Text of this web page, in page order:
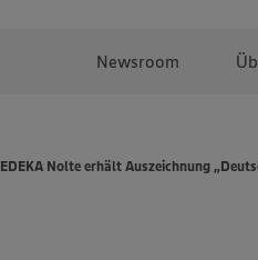
Newsroom
Pressemeldungen
EDEKA Nolte erhält Auszeichnung